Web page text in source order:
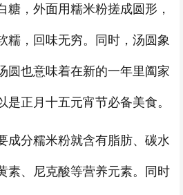
糖，外面用糯米粉搓成圆形，
糯，回味无穷。同时，汤圆象
圆也意味着在新的一年里阖家
是正月十五元宵节必备美食。
成分糯米粉就含有脂肪、碳水
素、尼克酸等营养元素。同时